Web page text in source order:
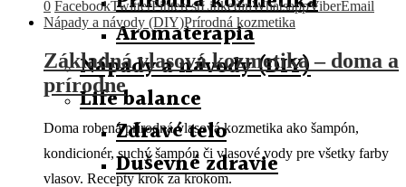
Aromaterapia
Nápady a návody (DIY)
Life balance
Zdravé telo
Duševné zdravie
0 FacebookTwitterPinterestLinkedinWhatsappViberEmail
Nápady a návody (DIY)Prírodná kozmetika
Základná vlasová kozmetika – doma a
prírodne
Doma robená prírodná vlasová kozmetika ako šampón,
kondicionér, suchý šampón či vlasové vody pre všetky farby
vlasov. Recepty krok za krokom.